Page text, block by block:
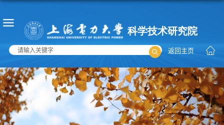
返回主页